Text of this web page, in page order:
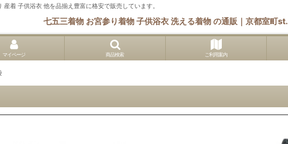
着 子供浴衣 他を品揃え豊富に格安で販売しています。
七五三着物 お宮参り着物 子供浴衣 洗える着物 の通販｜京都室町st.
マイページ 商品検索 ご利用案内